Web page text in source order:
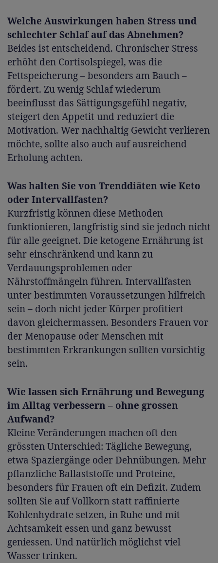
Welche Auswirkungen haben Stress und
schlechter Schlaf auf das Abnehmen?
Beides ist entscheidend. Chronischer Stress
erhöht den Cortisolspiegel, was die
Fettspeicherung – besonders am Bauch –
fördert. Zu wenig Schlaf wiederum
beeinflusst das Sättigungsgefühl negativ,
steigert den Appetit und reduziert die
Motivation. Wer nachhaltig Gewicht verlieren
möchte, sollte also auch auf ausreichend
Erholung achten.
Was halten Sie von Trenddiäten wie Keto
oder Intervallfasten?
Kurzfristig können diese Methoden
funktionieren, langfristig sind sie jedoch nicht
für alle geeignet. Die ketogene Ernährung ist
sehr einschränkend und kann zu
Verdauungsproblemen oder
Nährstoffmängeln führen. Intervallfasten
unter bestimmten Voraussetzungen hilfreich
sein – doch nicht jeder Körper profitiert
davon gleichermassen. Besonders Frauen vor
der Menopause oder Menschen mit
bestimmten Erkrankungen sollten vorsichtig
sein.
Wie lassen sich Ernährung und Bewegung
im Alltag verbessern – ohne grossen
Aufwand?
Kleine Veränderungen machen oft den
grössten Unterschied: Tägliche Bewegung,
etwa Spaziergänge oder Dehnübungen. Mehr
pflanzliche Ballaststoffe und Proteine,
besonders für Frauen oft ein Defizit. Zudem
sollten Sie auf Vollkorn statt raffinierte
Kohlenhydrate setzen, in Ruhe und mit
Achtsamkeit essen und ganz bewusst
geniessen. Und natürlich möglichst viel
Wasser trinken.